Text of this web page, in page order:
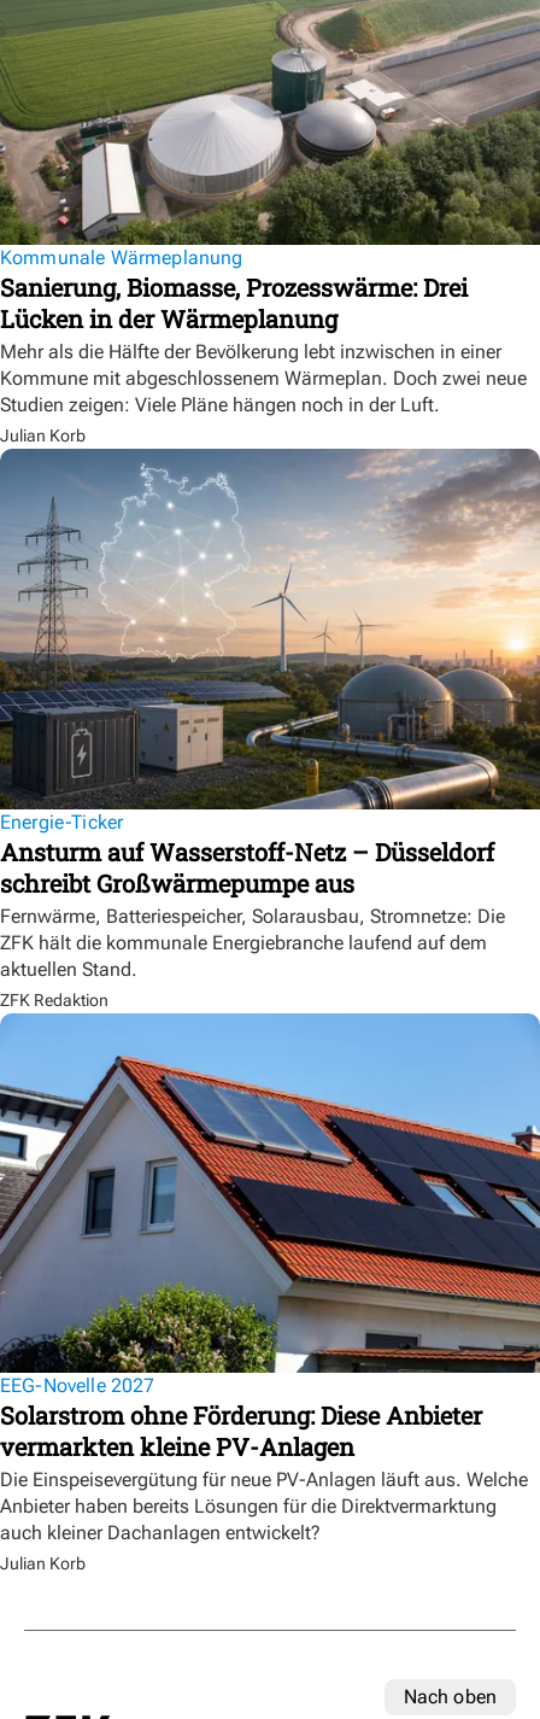
Kommunale Wärmeplanung
Sanierung, Biomasse, Prozesswärme: Drei
Lücken in der Wärmeplanung
Mehr als die Hälfte der Bevölkerung lebt inzwischen in einer
Kommune mit abgeschlossenem Wärmeplan. Doch zwei neue
Studien zeigen: Viele Pläne hängen noch in der Luft.
Julian Korb
Energie-Ticker
Ansturm auf Wasserstoff-Netz – Düsseldorf
schreibt Großwärmepumpe aus
Fernwärme, Batteriespeicher, Solarausbau, Stromnetze: Die
ZFK hält die kommunale Energiebranche laufend auf dem
aktuellen Stand.
ZFK Redaktion
EEG-Novelle 2027
Solarstrom ohne Förderung: Diese Anbieter
vermarkten kleine PV-Anlagen
Die Einspeisevergütung für neue PV-Anlagen läuft aus. Welche
Anbieter haben bereits Lösungen für die Direktvermarktung
auch kleiner Dachanlagen entwickelt?
Julian Korb
Nach oben